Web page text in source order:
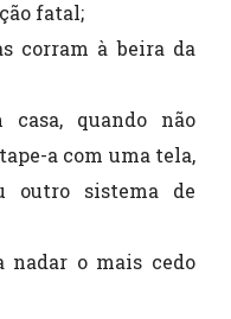
fatal;
corram à beira da
quando não
a com uma tela,
outro sistema de
nadar o mais cedo